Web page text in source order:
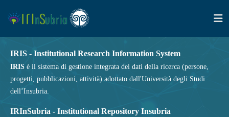
IRIS - Institutional Research Information System
IRIS è il sistema di gestione integrata dei dati della ricerca (persone,
progetti, pubblicazioni, attività) adottato dall'Università degli Studi
dell’Insubria.
IRInSubria - Institutional Repository Insubria